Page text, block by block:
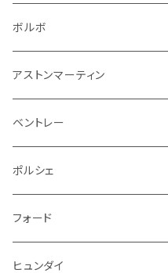
その他
シートベルト周り
ステアリング
ステアリングホイールカバー
修理ツール
運転席周り
アームレスト
ドア回り
ホーン
キーホルダー
収納用品
リアワイパー
オーディオ系
その他
ケーブル系
排気系
ガスケット
通信系
外装系
収納系
アームレスト
シフトレバー
その他
冷却系
ラジエーター
キーホルダー
タイヤ回り
泥除け
ワイパー
その他
シフトノブ
運転席周り
ドア回り
ライト系
フロアマット
シフトノブ
ボルボ
フロアマット
トランクマット
アストンマーティン
フロアマット
ベントレー
フロアマット
外装
グリル
ポルシェ
フロアマット
その他
フォード
フロアマット
ヒュンダイ